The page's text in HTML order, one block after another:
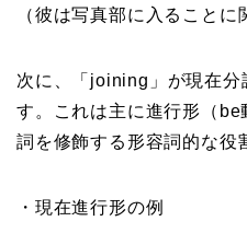
（彼は写真部に入ることに
次に、「joining」が現在分
す。これは主に進行形（
詞を修飾する形容詞的な役
・現在進行形の例